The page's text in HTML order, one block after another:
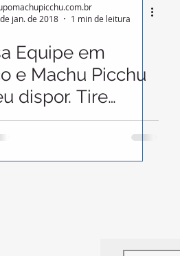
jan. de 2018
1 min de leitura
Equipe em
e Machu Picchu
dispor. Tire